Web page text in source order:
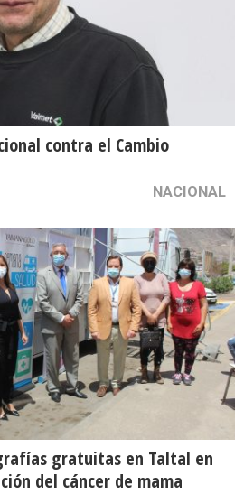
contra el Cambio
NACIONAL
gratuitas en Taltal en
del cáncer de mama